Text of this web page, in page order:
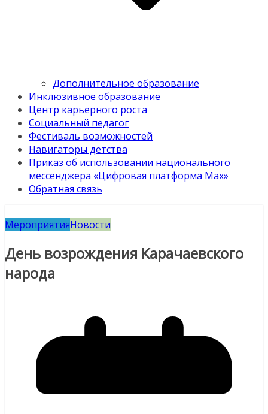
Дополнительное образование
Инклюзивное образование
Центр карьерного роста
Социальный педагог
Фестиваль возможностей
Навигаторы детства
Приказ об использовании национального
мессенджера «Цифровая платформа Мах»
Обратная связь
МероприятияНовости
День возрождения Карачаевского
народа